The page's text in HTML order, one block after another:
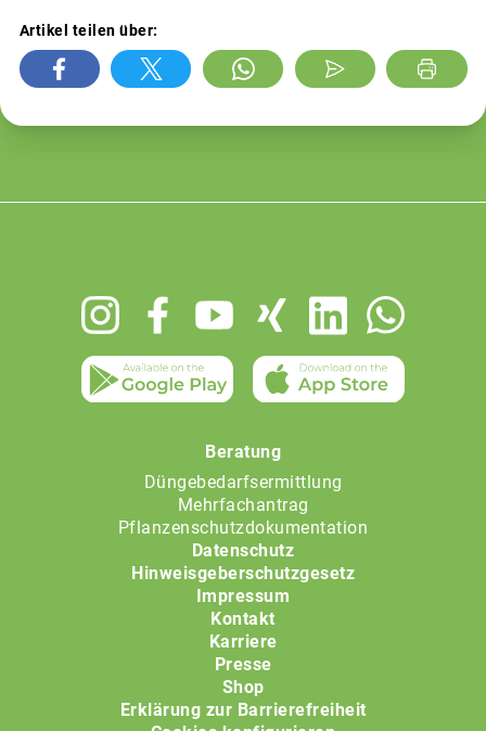
Artikel teilen über:
Beratung
Düngebedarfsermittlung
Mehrfachantrag
Pflanzenschutzdokumentation
Datenschutz
Hinweisgeberschutzgesetz
Impressum
Kontakt
Karriere
Presse
Shop
Erklärung zur Barrierefreiheit